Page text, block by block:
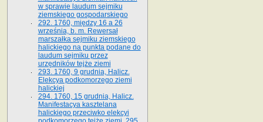
w sprawie laudum sejmiku
ziemskiego gospodarskiego
292. 1760, między 16 a 26
września, b. m. Rewersał
marszałka sejmiku ziemskiego
halickiego na punkta podane do
laudum sejmiku przez
urzędników tejże ziemi
293. 1760, 9 grudnia, Halicz.
Elekcya podkomorzego ziemi
halickiej
294. 1760, 15 grudnia, Halicz.
Manifestacya kasztelana
halickiego przeciwko elekcyi